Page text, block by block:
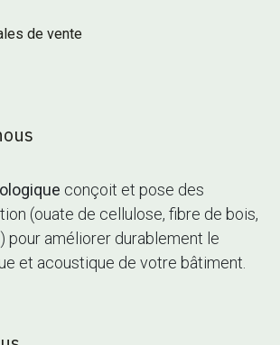
de vente
conçoit et pose des
(ouate de cellulose, fibre de bois,
pour améliorer durablement le
et acoustique de votre bâtiment.